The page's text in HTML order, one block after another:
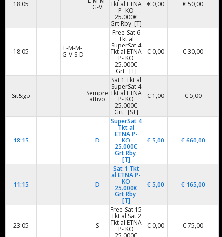
18:05 G-V Tkt al ETNA
P- KO
25.000€
Grt Rby [T]
€ 0,00 € 50,00
18:05 L-M-M-
G-V-S-D
Free-Sat 6
Tkt al
SuperSat 4
Tkt al ETNA
P- KO
25.000€
Grt [T]
€ 0,00 € 30,00
Sit&go Sempre
attivo
Sat 1 Tkt al
SuperSat 4
Tkt al ETNA
P- KO
25.000€
Grt [ST]
€ 1,00 € 5,00
18:15 D
SuperSat 4
Tkt al
ETNA P-
KO
25.000€
Grt Rby
[T]
€ 5,00 € 660,00
11:15 D
Sat 1 Tkt
al ETNA P-
KO
25.000€
Grt Rby
[T]
€ 5,00 € 165,00
23:05 S
Free-Sat 15
Tkt al Sat 2
Tkt al ETNA
P- KO € 0,00 € 75,00